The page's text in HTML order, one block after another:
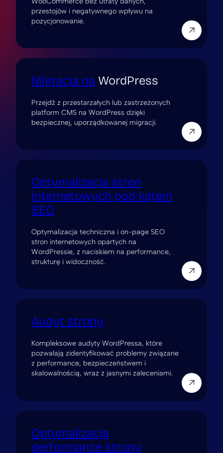
przestojów i negatywnego wpływu na
pozycjonowanie.
Migracja na WordPress
Przejdź z przestarzałych lub zastrzeżonych
platform CMS na WordPress dzięki
bezpiecznej, uporządkowanej migracji.
Optymalizacja stron
internetowych pod kątem
SEO
Optymalizacja techniczna i on-page SEO
stron internetowych opartych na
WordPressie, z naciskiem na performance,
strukturę i widoczność.
Audyt strony
Kompleksowe audyty WordPressa, które
pozwalają zidentyfikować problemy związane
z performance, bezpieczeństwem i
skalowalnością, wraz z jasnymi zaleceniami.
Optymalizacja
performance strony